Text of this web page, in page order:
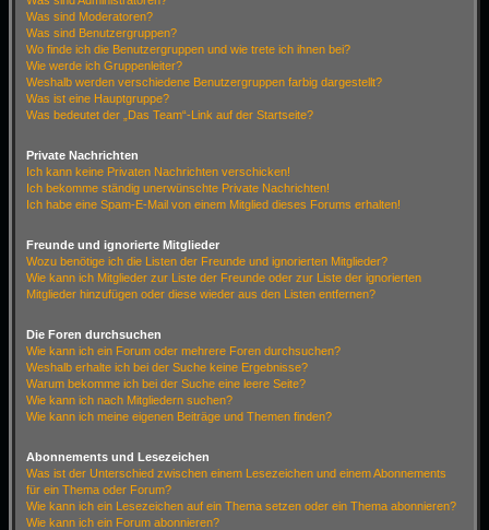
Was sind Moderatoren?
Was sind Benutzergruppen?
Wo finde ich die Benutzergruppen und wie trete ich ihnen bei?
Wie werde ich Gruppenleiter?
Weshalb werden verschiedene Benutzergruppen farbig dargestellt?
Was ist eine Hauptgruppe?
Was bedeutet der „Das Team“-Link auf der Startseite?
Private Nachrichten
Ich kann keine Privaten Nachrichten verschicken!
Ich bekomme ständig unerwünschte Private Nachrichten!
Ich habe eine Spam-E-Mail von einem Mitglied dieses Forums erhalten!
Freunde und ignorierte Mitglieder
Wozu benötige ich die Listen der Freunde und ignorierten Mitglieder?
Wie kann ich Mitglieder zur Liste der Freunde oder zur Liste der ignorierten
Mitglieder hinzufügen oder diese wieder aus den Listen entfernen?
Die Foren durchsuchen
Wie kann ich ein Forum oder mehrere Foren durchsuchen?
Weshalb erhalte ich bei der Suche keine Ergebnisse?
Warum bekomme ich bei der Suche eine leere Seite?
Wie kann ich nach Mitgliedern suchen?
Wie kann ich meine eigenen Beiträge und Themen finden?
Abonnements und Lesezeichen
Was ist der Unterschied zwischen einem Lesezeichen und einem Abonnements
für ein Thema oder Forum?
Wie kann ich ein Lesezeichen auf ein Thema setzen oder ein Thema abonnieren?
Wie kann ich ein Forum abonnieren?